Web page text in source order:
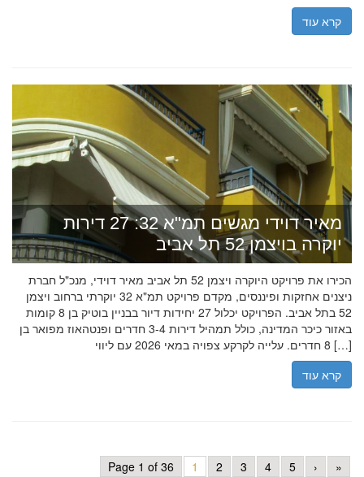
קרא עוד
מאיר דוידי מגשים תמ"א 32: 27 דירות
יוקרה בויצמן 52 תל אביב
הכירו את פרויקט היוקרה ויצמן 52 תל אביב מאיר דוידי, מנכ"ל חברת
ניצנים אחזקות ופיננסים, מקדם פרויקט תמ"א 32 יוקרתי ברחוב ויצמן
52 בתל אביב. הפרויקט יכלול 27 יחידות דיור בבניין בוטיק בן 8 קומות
באזור כיכר המדינה, כולל תמהיל דירות 3-4 חדרים ופנטהאוז מפואר בן
8 חדרים. עלייה לקרקע צפויה במאי 2026 עם ליווי […]
קרא עוד
Page 1 of 36 1 2 3 4 5 › »